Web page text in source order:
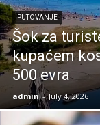
PUTOVANJE
Šok za
kupaćem
500 evra
admin - July 4, 2026